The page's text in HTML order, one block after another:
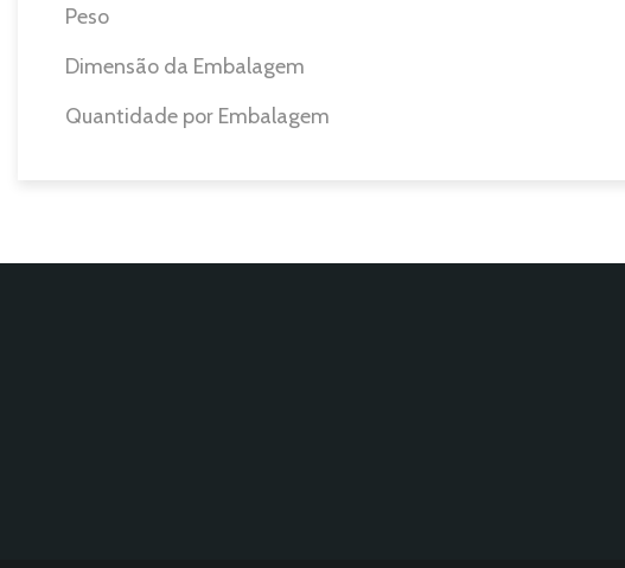
Peso
Dimensão da Embalagem
Quantidade por Embalagem